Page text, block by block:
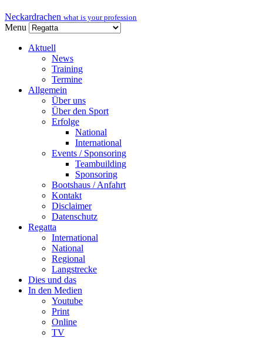
Neckardrachen what is your profession
Menu
Aktuell
News
Training
Termine
Allgemein
Über uns
Über den Sport
Erfolge
National
International
Events / Sponsoring
Teambuilding
Sponsoring
Bootshaus / Anfahrt
Kontakt
Disclaimer
Datenschutz
Regatta
International
National
Regional
Langstrecke
Dies und das
In den Medien
Youtube
Print
Online
TV